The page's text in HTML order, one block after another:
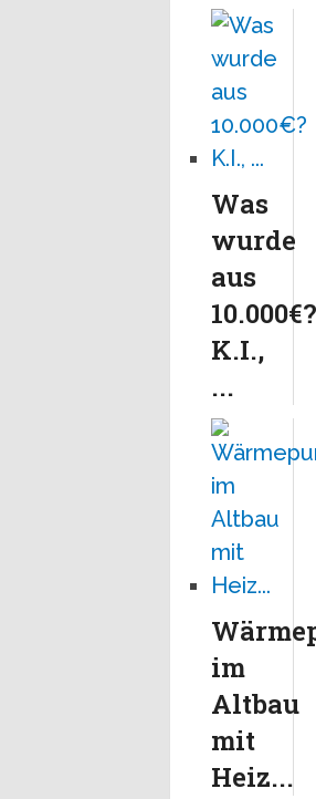
Was
wurde
aus
10.000€?
K.I.,
...
im
Altbau
mit
Heiz...